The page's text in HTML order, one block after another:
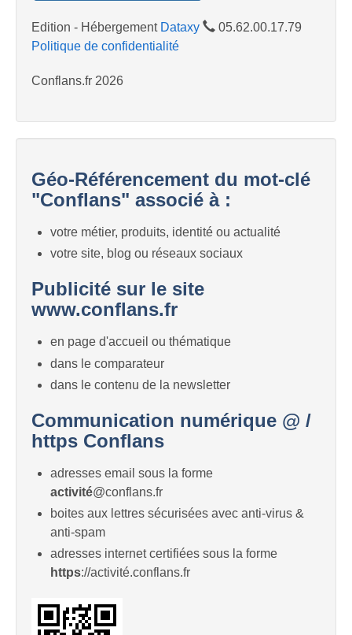
Edition - Hébergement Dataxy
05.62.00.17.79
Politique de confidentialité
Conflans.fr 2026
Géo-Référencement du mot-clé
"Conflans" associé à :
votre métier, produits, identité ou actualité
votre site, blog ou réseaux sociaux
Publicité sur le site
www.conflans.fr
en page d'accueil ou thématique
dans le comparateur
dans le contenu de la newsletter
Communication numérique @ /
https Conflans
adresses email sous la forme
activité@conflans.fr
boites aux lettres sécurisées avec anti-virus &
anti-spam
adresses internet certifiées sous la forme
https://activité.conflans.fr